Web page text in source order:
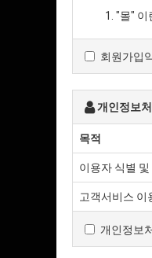
"몰" 이
"이용
제3조 약관
"몰"은
통신판
수 있
"몰"은
"몰"은
회원가입
개인정보
목적
이용자 식별
고객서비스 이
개인정보